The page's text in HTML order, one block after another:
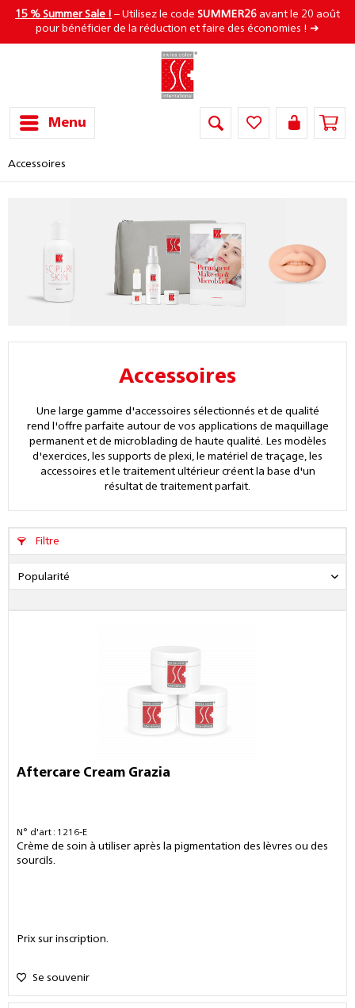
15 % Summer Sale ! – Utilisez le code SUMMER26 avant le 20 août
pour bénéficier de la réduction et faire des économies ! ➜
Menu
Accessoires
Accessoires
Une large gamme d'accessoires sélectionnés et de qualité
rend l'offre parfaite autour de vos applications de maquillage
permanent et de microblading de haute qualité. Les modèles
d'exercices, les supports de plexi, le matériel de traçage, les
accessoires et le traitement ultérieur créent la base d'un
résultat de traitement parfait.
Filtre
Aftercare Cream Grazia
N° d'art : 1216-E
Crème de soin à utiliser après la pigmentation des lèvres ou des
sourcils.
Prix sur inscription.
Se souvenir